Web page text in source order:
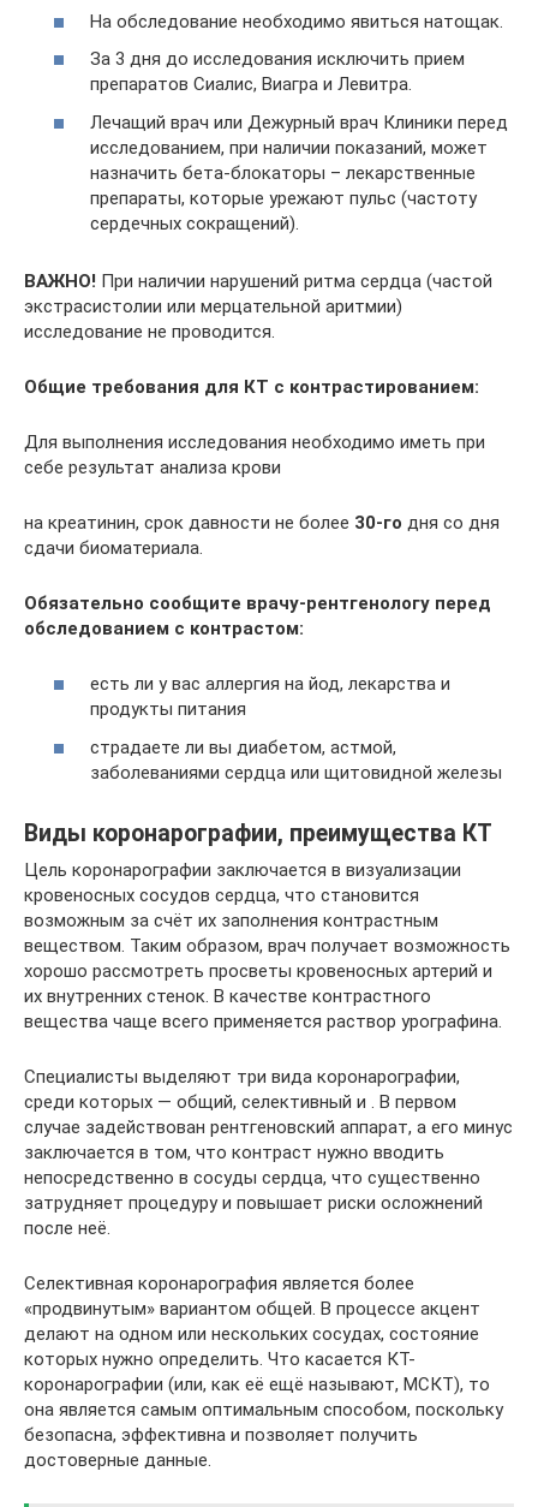
На обследование необходимо явиться натощак.
За 3 дня до исследования исключить прием
препаратов Сиалис, Виагра и Левитра.
Лечащий врач или Дежурный врач Клиники перед
исследованием, при наличии показаний, может
назначить бета-блокаторы – лекарственные
препараты, которые урежают пульс (частоту
сердечных сокращений).
ВАЖНО! При наличии нарушений ритма сердца (частой
экстрасистолии или мерцательной аритмии)
исследование не проводится.
Общие требования для КТ с контрастированием:
Для выполнения исследования необходимо иметь при
себе результат анализа крови
на креатинин, срок давности не более 30-го дня со дня
сдачи биоматериала.
Обязательно сообщите врачу-рентгенологу перед
обследованием с контрастом:
есть ли у вас аллергия на йод, лекарства и
продукты питания
страдаете ли вы диабетом, астмой,
заболеваниями сердца или щитовидной железы
Виды коронарографии, преимущества КТ
Цель коронарографии заключается в визуализации
кровеносных сосудов сердца, что становится
возможным за счёт их заполнения контрастным
веществом. Таким образом, врач получает возможность
хорошо рассмотреть просветы кровеносных артерий и
их внутренних стенок. В качестве контрастного
вещества чаще всего применяется раствор урографина.
Специалисты выделяют три вида коронарографии,
среди которых — общий, селективный и . В первом
случае задействован рентгеновский аппарат, а его минус
заключается в том, что контраст нужно вводить
непосредственно в сосуды сердца, что существенно
затрудняет процедуру и повышает риски осложнений
после неё.
Селективная коронарография является более
«продвинутым» вариантом общей. В процессе акцент
делают на одном или нескольких сосудах, состояние
которых нужно определить. Что касается КТ-
коронарографии (или, как её ещё называют, МСКТ), то
она является самым оптимальным способом, поскольку
безопасна, эффективна и позволяет получить
достоверные данные.